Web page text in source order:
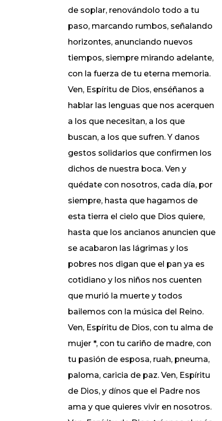
de soplar, renovándolo todo a tu
paso, marcando rumbos, señalando
horizontes, anunciando nuevos
tiempos, siempre mirando adelante,
con la fuerza de tu eterna memoria.
Ven, Espíritu de Dios, enséñanos a
hablar las lenguas que nos acerquen
a los que necesitan, a los que
buscan, a los que sufren. Y danos
gestos solidarios que confirmen los
dichos de nuestra boca. Ven y
quédate con nosotros, cada día, por
siempre, hasta que hagamos de
esta tierra el cielo que Dios quiere,
hasta que los ancianos anuncien que
se acabaron las lágrimas y los
pobres nos digan que el pan ya es
cotidiano y los niños nos cuenten
que murió la muerte y todos
bailemos con la música del Reino.
Ven, Espíritu de Dios, con tu alma de
mujer *, con tu cariño de madre, con
tu pasión de esposa, ruah, pneuma,
paloma, caricia de paz. Ven, Espíritu
de Dios, y dínos que el Padre nos
ama y que quieres vivir en nosotros.